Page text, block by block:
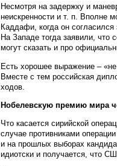
Несмотря на задержку и
неискренности и т. п. Вполне
Каддафи, когда он
На Западе тогда заявили, что
могут сказать и про
Есть хорошее выражение –
Вместе с тем российская
ходов.
Нобелевскую премию мира
Что касается сирийской
случае противниками
и на прошлых выборах
идиотски и получается, что